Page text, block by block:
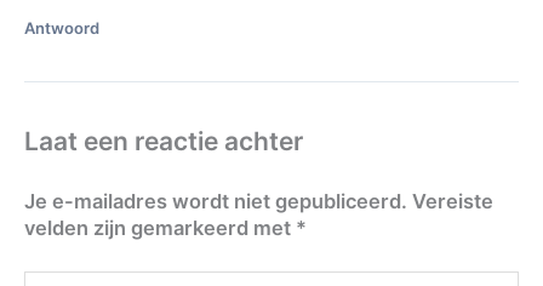
Antwoord
Laat een reactie achter
Je e-mailadres wordt niet gepubliceerd. Vereiste
velden zijn gemarkeerd met *